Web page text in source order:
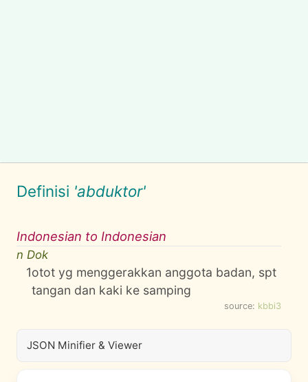
Definisi 'abduktor'
Indonesian to Indonesian
n Dok
1otot yg menggerakkan anggota badan, spt
tangan dan kaki ke samping
source: kbbi3
JSON Minifier & Viewer